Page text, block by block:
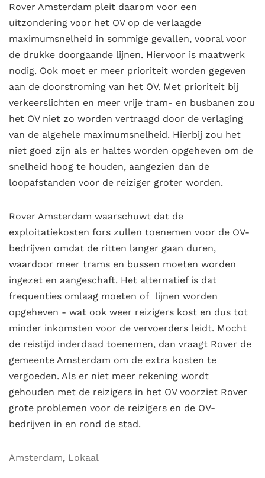
Rover Amsterdam pleit daarom voor een
uitzondering voor het OV op de verlaagde
maximumsnelheid in sommige gevallen, vooral voor
de drukke doorgaande lijnen. Hiervoor is maatwerk
nodig. Ook moet er meer prioriteit worden gegeven
aan de doorstroming van het OV. Met prioriteit bij
verkeerslichten en meer vrije tram- en busbanen zou
het OV niet zo worden vertraagd door de verlaging
van de algehele maximumsnelheid. Hierbij zou het
niet goed zijn als er haltes worden opgeheven om de
snelheid hoog te houden, aangezien dan de
loopafstanden voor de reiziger groter worden.
Rover Amsterdam waarschuwt dat de
exploitatiekosten fors zullen toenemen voor de OV-
bedrijven omdat de ritten langer gaan duren,
waardoor meer trams en bussen moeten worden
ingezet en aangeschaft. Het alternatief is dat
frequenties omlaag moeten of lijnen worden
opgeheven - wat ook weer reizigers kost en dus tot
minder inkomsten voor de vervoerders leidt. Mocht
de reistijd inderdaad toenemen, dan vraagt Rover de
gemeente Amsterdam om de extra kosten te
vergoeden. Als er niet meer rekening wordt
gehouden met de reizigers in het OV voorziet Rover
grote problemen voor de reizigers en de OV-
bedrijven in en rond de stad.
Amsterdam, Lokaal